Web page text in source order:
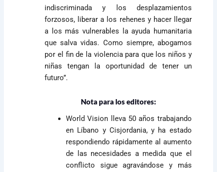
indiscriminada y los desplazamientos
forzosos, liberar a los rehenes y hacer llegar
a los más vulnerables la ayuda humanitaria
que salva vidas. Como siempre, abogamos
por el fin de la violencia para que los niños y
niñas tengan la oportunidad de tener un
futuro”.
Nota para los editores:
World Vision lleva 50 años trabajando
en Líbano y Cisjordania, y ha estado
respondiendo rápidamente al aumento
de las necesidades a medida que el
conflicto sigue agravándose y más